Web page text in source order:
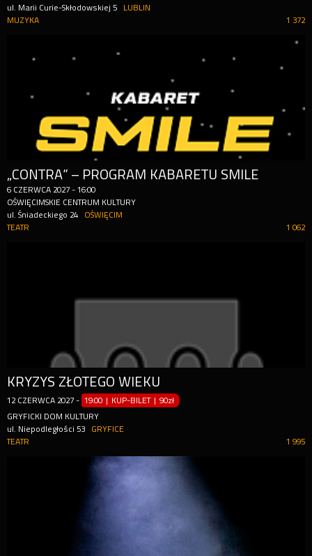
ul. Marii Curie-Skłodowskiej 5
LUBLIN
1 372
MUZYKA
„CONTRA” – PROGRAM KABARETU SMILE
6 CZERWCA 2027 -16:00
OŚWIĘCIMSKIE CENTRUM KULTURY
ul. Śniadeckiego 24
OŚWIĘCIM
1 062
TEATR
KRYZYS ZŁOTEGO WIEKU
12 CZERWCA 2027 - 19:00 | KUP-BILET |90zł
GRYFICKI DOM KULTURY
ul. Niepodległości 53
GRYFICE
1 995
TEATR